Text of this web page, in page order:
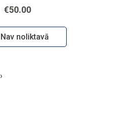
€50.00
Nav noliktavā
›